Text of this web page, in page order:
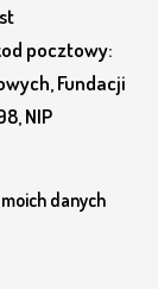
pocztowy:
Fundacji
NIP
danych